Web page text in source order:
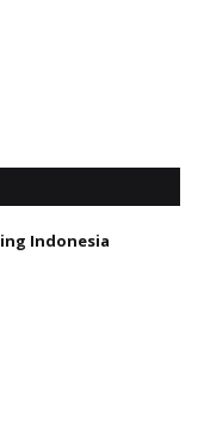
Indonesia